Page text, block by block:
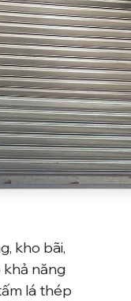
kho bãi,
khả năng
lá thép